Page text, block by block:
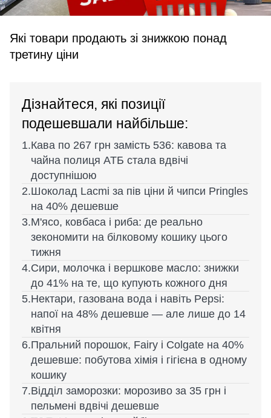
Які товари продають зі знижкою понад
третину ціни
Дізнайтеся, які позиції
подешевшали найбільше:
Кава по 267 грн замість 536: кавова та
чайна полиця АТБ стала вдвічі
доступнішою
Шоколад Lacmi за пів ціни й чипси Pringles
на 40% дешевше
М'ясо, ковбаса і риба: де реально
зекономити на білковому кошику цього
тижня
Сири, молочка і вершкове масло: знижки
до 41% на те, що купують кожного дня
Нектари, газована вода і навіть Pepsi:
напої на 48% дешевше — але лише до 14
квітня
Пральний порошок, Fairy і Colgate на 40%
дешевше: побутова хімія і гігієна в одному
кошику
Відділ заморозки: морозиво за 35 грн і
пельмені вдвічі дешевше